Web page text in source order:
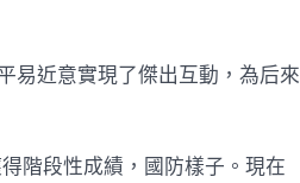
易近意實現了傑出互動，為后來
階段性成績，國防樣子。現在